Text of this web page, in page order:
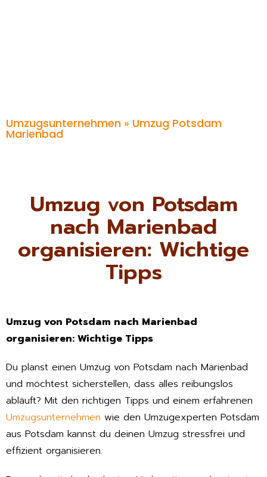
Umzugsunternehmen » Umzug Potsdam
Marienbad
Umzug von Potsdam
nach Marienbad
organisieren: Wichtige
Tipps
Umzug von Potsdam nach Marienbad
organisieren: Wichtige Tipps
Du planst einen Umzug von Potsdam nach Marienbad
und möchtest sicherstellen, dass alles reibungslos
abläuft? Mit den richtigen Tipps und einem erfahrenen
Umzugsunternehmen wie den Umzugexperten Potsdam
aus Potsdam kannst du deinen Umzug stressfrei und
effizient organisieren.